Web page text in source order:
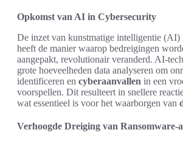
Opkomst van AI in Cybersecurity
De inzet van kunstmatige intelligentie (AI)
heeft de manier waarop bedreigingen
aangepakt, revolutionair veranderd. AI-
grote hoeveelheden data analyseren om
identificeren en cyberaanvallen in een
voorspellen. Dit resulteert in snellere
wat essentieel is voor het waarborgen van
Verhoogde Dreiging van Ransomware-